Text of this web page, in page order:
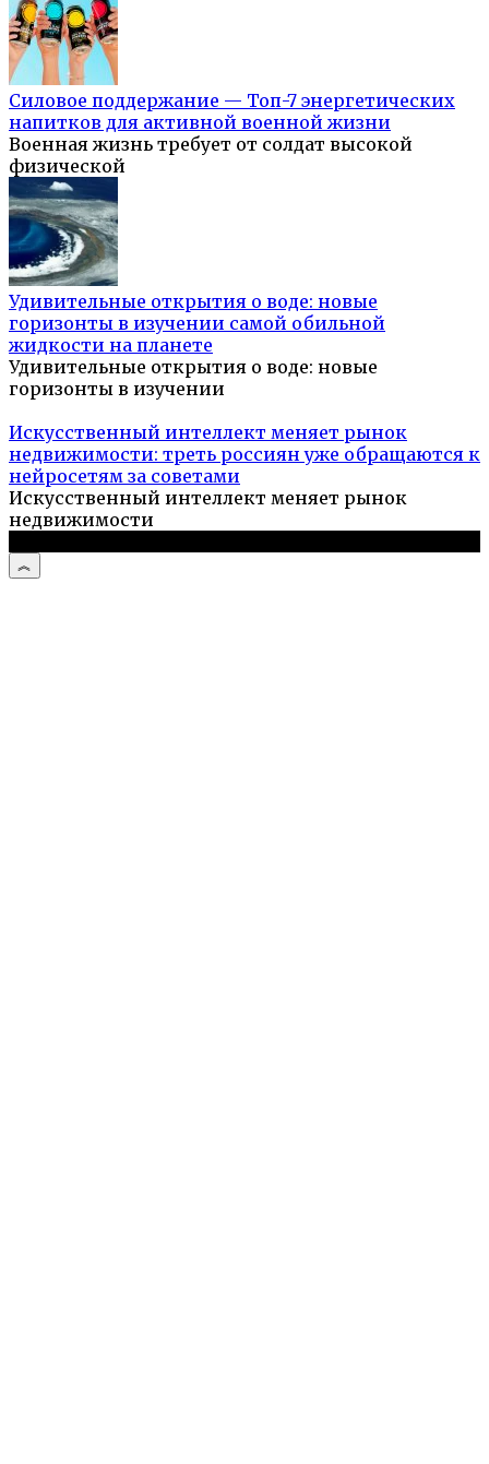
Силовое поддержание — Топ-7 энергетических
напитков для активной военной жизни
Военная жизнь требует от солдат высокой
физической
Удивительные открытия о воде: новые
горизонты в изучении самой обильной
жидкости на планете
Удивительные открытия о воде: новые
горизонты в изучении
Искусственный интеллект меняет рынок
недвижимости: треть россиян уже обращаются к
нейросетям за советами
Искусственный интеллект меняет рынок
недвижимости